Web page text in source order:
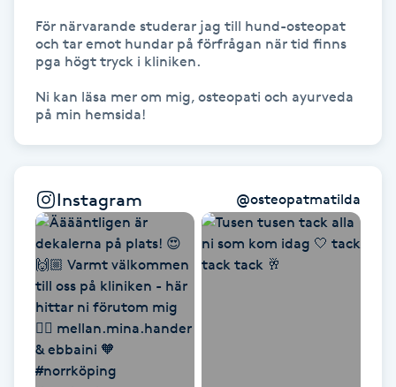
Gel naglar
Gelenaglar
Gellack med förstärkning
Gravidmassage
Gravidyoga
Gruppträning
För närvarande studerar jag till hund-osteopat
och tar emot hundar på förfrågan när tid finns
pga högt tryck i kliniken.
Ni kan läsa mer om mig, osteopati och ayurveda
på min hemsida!
Instagram @osteopatmatilda